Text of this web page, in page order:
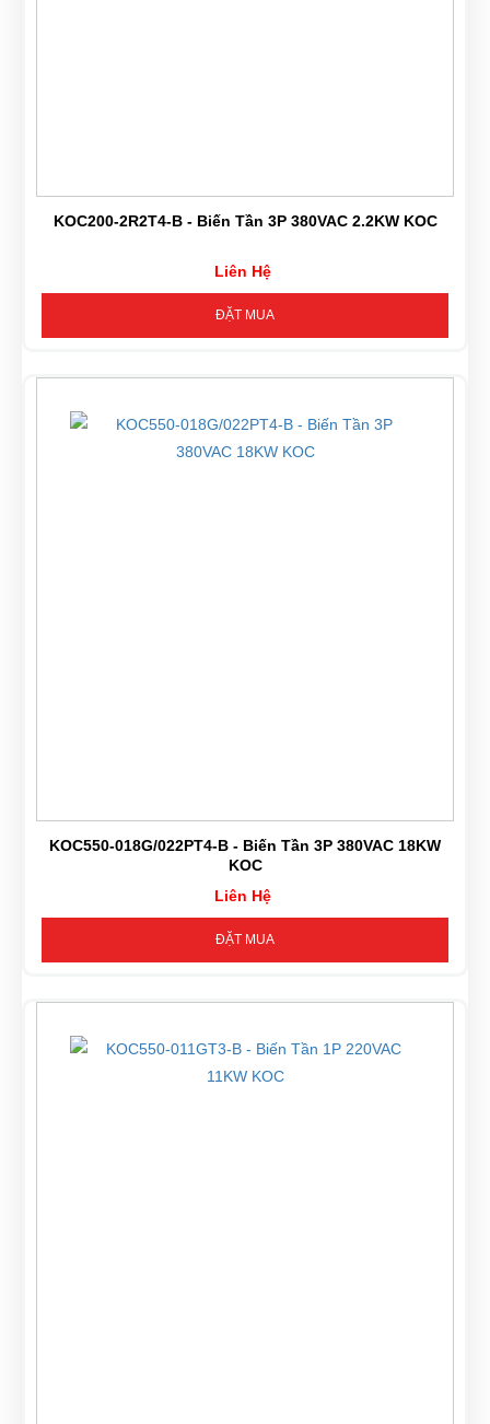
KOC200-2R2T4-B - Biến Tần 3P 380VAC 2.2KW KOC
Liên Hệ
ĐẶT MUA
KOC550-018G/022PT4-B - Biến Tần 3P 380VAC 18KW
KOC
Liên Hệ
ĐẶT MUA